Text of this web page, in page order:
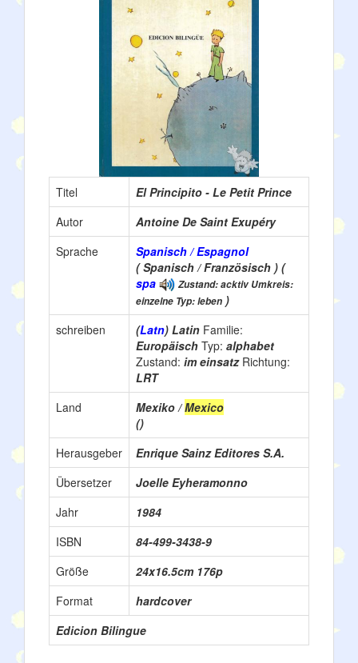
Titel
El Principito - Le Petit Prince
Autor
Antoine De Saint Exupéry
Sprache
Spanisch / Espagnol
( Spanisch / Französisch ) (
spa
Zustand: acktiv Umkreis:
einzelne Typ: leben )
schreiben
(Latn) Latin Familie:
Europäisch Typ: alphabet
Zustand: im einsatz Richtung:
LRT
Land
Mexiko /Mexico
()
Herausgeber
Enrique Sainz Editores S.A.
Übersetzer
Joelle Eyheramonno
Jahr
1984
ISBN
84-499-3438-9
Größe
24x16.5cm 176p
Format
hardcover
Edicion Bilingue